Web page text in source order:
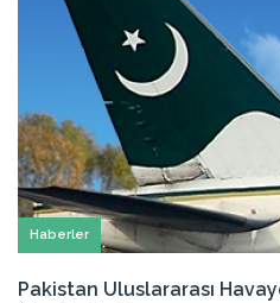
Haberler
Pakistan Uluslararası